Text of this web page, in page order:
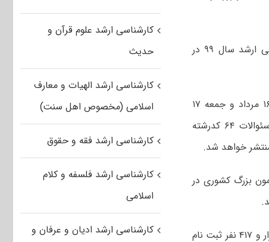
فاطمه زرین آمیزی در گفتگو با خبرنگار مهر افزود: کلید سئوالات آزمون کارشناسی ارشد سال ۹۹ در
وی افزود: تاکنون دفترچه سئوالات ۶۷ کدرشته امتحانی که در روزهای پنجشنبه ۱۶ مرداد و جمعه ۱۷
مرداد ماه برگزار شده اند در سایت سازمان سنجش منتشر شده است. دفترچه سئوالات ۶۴ کدرشته
ارشد ناپیوسته سال ۱۳۹۹ سومین آزمون بزرگ کشوری در
در این دوره آزمون ورودی مقطع کارشناسی ارشد ناپیوسته سال ۱۳۹۹ تعداد ۶۹۴ هزار و ۴۱۷ نفر ثبت نام
کارشناسی ارشد علوم قرآن و
حدیث
کارشناسی ارشد الهیات و معارف
اسلامی (مخصوص اهل سنت)
کارشناسی ارشد فقه و حقوق
کارشناسی ارشد فلسفه و کلام
اسلامی
کارشناسی ارشد ادیان و عرفان و